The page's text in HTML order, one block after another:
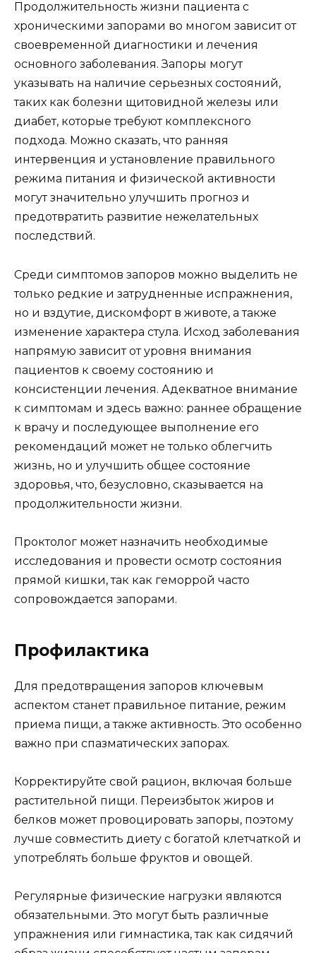
Продолжительность жизни пациента с
хроническими запорами во многом зависит от
своевременной диагностики и лечения
основного заболевания. Запоры могут
указывать на наличие серьезных состояний,
таких как болезни щитовидной железы или
диабет, которые требуют комплексного
подхода. Можно сказать, что ранняя
интервенция и установление правильного
режима питания и физической активности
могут значительно улучшить прогноз и
предотвратить развитие нежелательных
последствий.
Среди симптомов запоров можно выделить не
только редкие и затрудненные испражнения,
но и вздутие, дискомфорт в животе, а также
изменение характера стула. Исход заболевания
напрямую зависит от уровня внимания
пациентов к своему состоянию и
консистенции лечения. Адекватное внимание
к симптомам и здесь важно: раннее обращение
к врачу и последующее выполнение его
рекомендаций может не только облегчить
жизнь, но и улучшить общее состояние
здоровья, что, безусловно, сказывается на
продолжительности жизни.
Проктолог может назначить необходимые
исследования и провести осмотр состояния
прямой кишки, так как геморрой часто
сопровождается запорами.
Профилактика
Для предотвращения запоров ключевым
аспектом станет правильное питание, режим
приема пищи, а также активность. Это особенно
важно при спазматических запорах.
Корректируйте свой рацион, включая больше
растительной пищи. Переизбыток жиров и
белков может провоцировать запоры, поэтому
лучше совместить диету с богатой клетчаткой и
употреблять больше фруктов и овощей.
Регулярные физические нагрузки являются
обязательными. Это могут быть различные
упражнения или гимнастика, так как сидячий